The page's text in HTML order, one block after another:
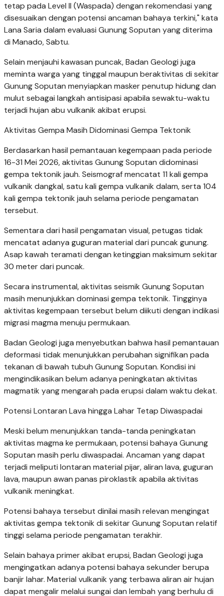
tetap pada Level II (Waspada) dengan rekomendasi yang
disesuaikan dengan potensi ancaman bahaya terkini," kata
Lana Saria dalam evaluasi Gunung Soputan yang diterima
di Manado, Sabtu.
Selain menjauhi kawasan puncak, Badan Geologi juga
meminta warga yang tinggal maupun beraktivitas di sekitar
Gunung Soputan menyiapkan masker penutup hidung dan
mulut sebagai langkah antisipasi apabila sewaktu-waktu
terjadi hujan abu vulkanik akibat erupsi.
Aktivitas Gempa Masih Didominasi Gempa Tektonik
Berdasarkan hasil pemantauan kegempaan pada periode
16-31 Mei 2026, aktivitas Gunung Soputan didominasi
gempa tektonik jauh. Seismograf mencatat 11 kali gempa
vulkanik dangkal, satu kali gempa vulkanik dalam, serta 104
kali gempa tektonik jauh selama periode pengamatan
tersebut.
Sementara dari hasil pengamatan visual, petugas tidak
mencatat adanya guguran material dari puncak gunung.
Asap kawah teramati dengan ketinggian maksimum sekitar
30 meter dari puncak.
Secara instrumental, aktivitas seismik Gunung Soputan
masih menunjukkan dominasi gempa tektonik. Tingginya
aktivitas kegempaan tersebut belum diikuti dengan indikasi
migrasi magma menuju permukaan.
Badan Geologi juga menyebutkan bahwa hasil pemantauan
deformasi tidak menunjukkan perubahan signifikan pada
tekanan di bawah tubuh Gunung Soputan. Kondisi ini
mengindikasikan belum adanya peningkatan aktivitas
magmatik yang mengarah pada erupsi dalam waktu dekat.
Potensi Lontaran Lava hingga Lahar Tetap Diwaspadai
Meski belum menunjukkan tanda-tanda peningkatan
aktivitas magma ke permukaan, potensi bahaya Gunung
Soputan masih perlu diwaspadai. Ancaman yang dapat
terjadi meliputi lontaran material pijar, aliran lava, guguran
lava, maupun awan panas piroklastik apabila aktivitas
vulkanik meningkat.
Potensi bahaya tersebut dinilai masih relevan mengingat
aktivitas gempa tektonik di sekitar Gunung Soputan relatif
tinggi selama periode pengamatan terakhir.
Selain bahaya primer akibat erupsi, Badan Geologi juga
mengingatkan adanya potensi bahaya sekunder berupa
banjir lahar. Material vulkanik yang terbawa aliran air hujan
dapat mengalir melalui sungai dan lembah yang berhulu di